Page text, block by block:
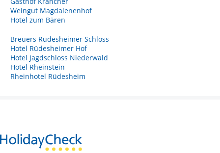
Weingut Magdalenenhof
Hotel zum Bären
Breuers Rüdesheimer Schloss
Hotel Rüdesheimer Hof
Hotel Jagdschloss Niederwald
Hotel Rheinstein
Rheinhotel Rüdesheim